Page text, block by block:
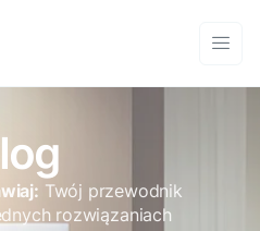
Twój przewodnik
rozwiązaniach